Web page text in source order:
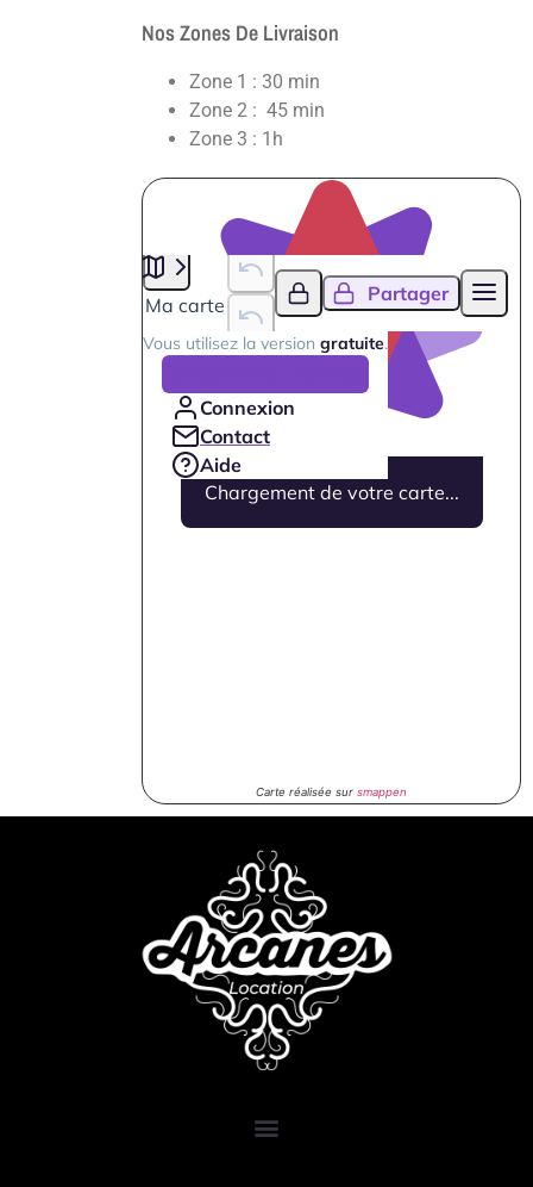
Nos Zones De Livraison
Zone 1 : 30 min
Zone 2 : 45 min
Zone 3 : 1h
Carte réalisée sur smappen